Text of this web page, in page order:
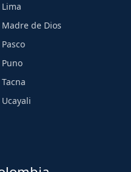
Lima
Madre de Dios
Pasco
Puno
Tacna
Ucayali